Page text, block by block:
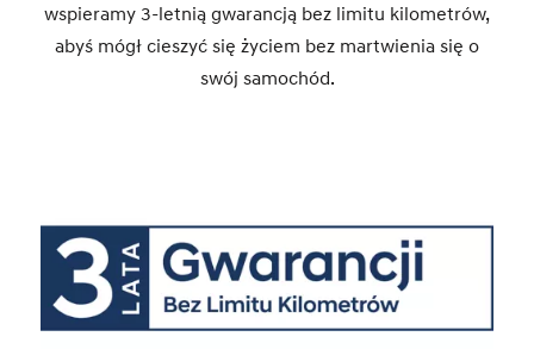
wspieramy 3-letnią gwarancją bez limitu kilometrów,
abyś mógł cieszyć się życiem bez martwienia się o
swój samochód.